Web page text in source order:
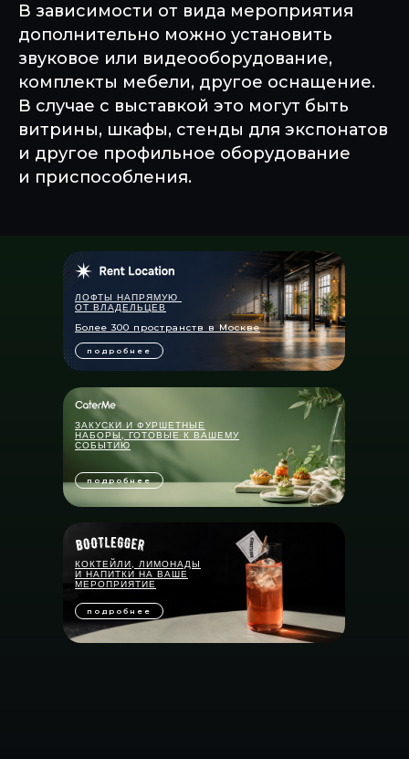
В зависимости от вида мероприятия
дополнительно можно установить
звуковое или видеооборудование,
комплекты мебели, другое оснащение.
В случае с выставкой это могут быть
витрины, шкафы, стенды для экспонатов
и другое профильное оборудование
и приспособления.
КОКТЕЙЛИ, ЛИМОНАДЫ
И НАПИТКИ НА ВАШЕ
МЕРОПРИЯТИЕ
подробнее
ЛОФТЫ НАПРЯМУЮ
ОТ ВЛАДЕЛЬЦЕВ
Более 300 пространств в Москве
подробнее
ЗАКУСКИ И ФУРШЕТНЫЕ
НАБОРЫ, ГОТОВЫЕ К ВАШЕМУ
СОБЫТИЮ
подробнее